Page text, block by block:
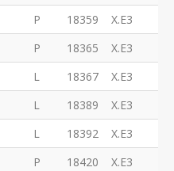
P 18359
X.E3
P 18365
X.E3
L 18367
X.E3
L 18389
X.E3
L 18392
X.E3
P 18420
X.E3